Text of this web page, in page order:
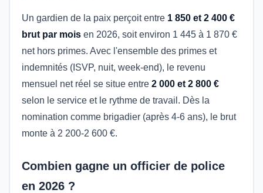
Un gardien de la paix perçoit entre 1 850 et 2 400 €
brut par mois en 2026, soit environ 1 445 à 1 870 €
net hors primes. Avec l'ensemble des primes et
indemnités (ISVP, nuit, week-end), le revenu
mensuel net réel se situe entre 2 000 et 2 800 €
selon le service et le rythme de travail. Dès la
nomination comme brigadier (après 4-6 ans), le brut
monte à 2 200-2 600 €.
Combien gagne un officier de police
en 2026 ?